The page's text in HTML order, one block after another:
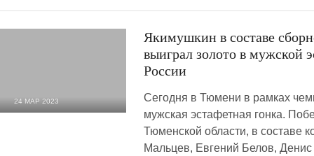
24 МАР 2023
Якимушкин в составе
выиграл золото в мужской
России
Сегодня в Тюмени в рамках
мужская эстафетная гонка.
Тюменской области, в составе
Мальцев, Евгений Белов,